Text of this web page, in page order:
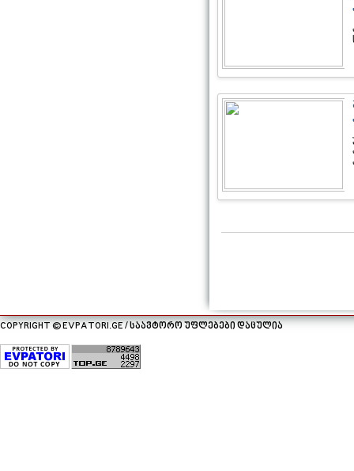
COPYRIGHT © EVPATORI.GE / საავტორო უფლებები დაცულია